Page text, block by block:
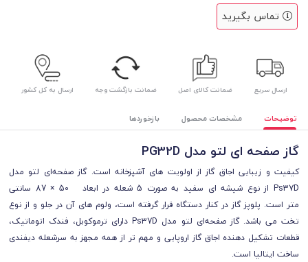
تماس بگیرید
ارسال سریع ضمانت کالای اصل ضمانت بازگشت وجه ارسال به کل کشور
توضیحات مشخصات محصول بازخوردها
گاز صفحه ای لتو مدل PG32D
کیفیت و زیبایی اجاق گاز از اولویت های آشپزخانه است. گاز صفحه‌ای لتو مدل
Ps37D از نوع شیشه ای سفید به صورت 5 شعله در ابعاد 50 × 87 سانتی
متر است. پلوپز گاز در کنار دستگاه قرار گرفته است، ولوم های آن در جلو و از نوع
تخت می باشد.
گاز صفحه‌ای لتو مدل Ps37D دارای ترموکوبل، فندک اتوماتیک،
قطعات تشکیل دهنده اجاق گاز اروپایی و مهم تر از همه مجهز به سرشعله دیفندی
ساخت ایتالیا است.